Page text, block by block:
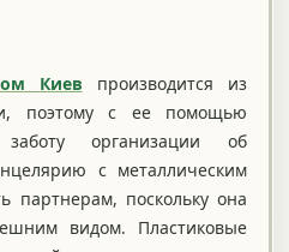
Киев производится из
поэтому с ее помощью
организации об
с металлическим
партнерам, поскольку она
видом. Пластиковые